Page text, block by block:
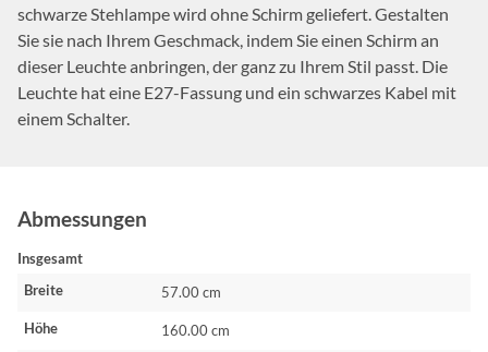
schwarze Stehlampe wird ohne Schirm geliefert. Gestalten
Sie sie nach Ihrem Geschmack, indem Sie einen Schirm an
dieser Leuchte anbringen, der ganz zu Ihrem Stil passt. Die
Leuchte hat eine E27-Fassung und ein schwarzes Kabel mit
einem Schalter.
Abmessungen
Insgesamt
Breite
57.00 cm
Höhe 160.00 cm